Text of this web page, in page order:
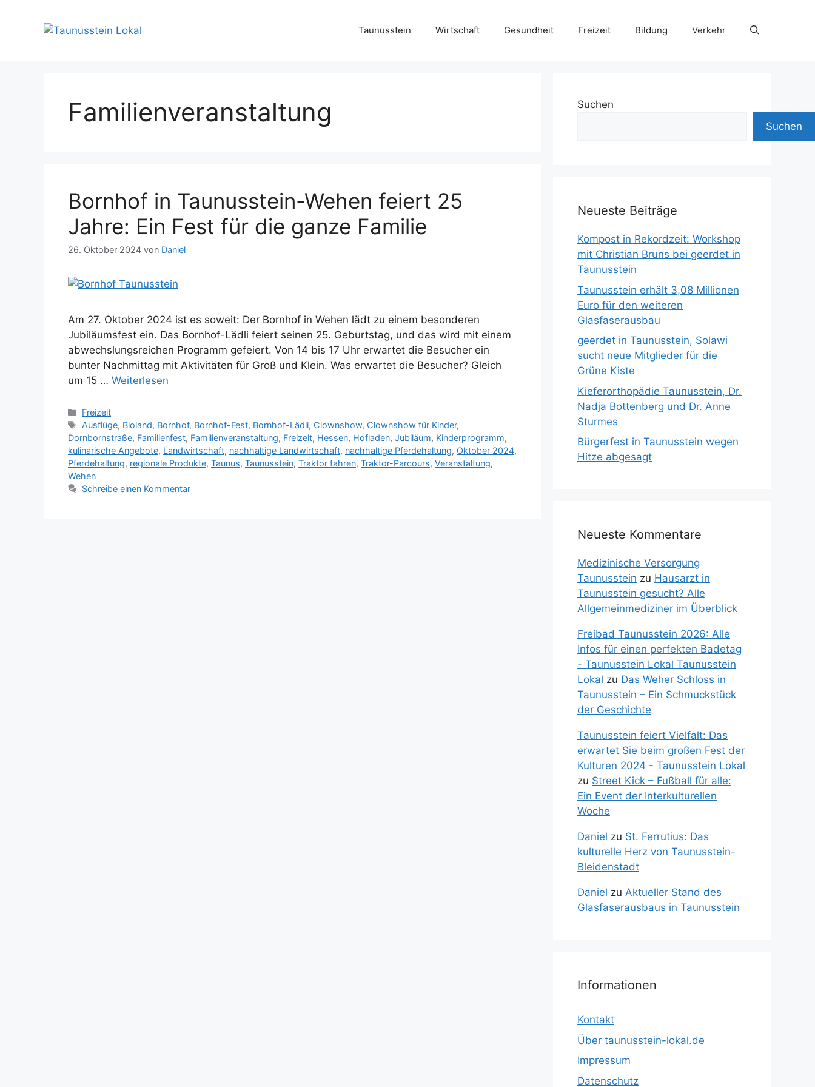
Taunusstein Wirtschaft Gesundheit Freizeit Bildung Verkehr
Familienveranstaltung
Bornhof in Taunusstein-Wehen feiert 25
Jahre: Ein Fest für die ganze Familie
26. Oktober 2024 von Daniel
Am 27. Oktober 2024 ist es soweit: Der Bornhof in Wehen lädt zu einem besonderen
Jubiläumsfest ein. Das Bornhof-Lädli feiert seinen 25. Geburtstag, und das wird mit einem
abwechslungsreichen Programm gefeiert. Von 14 bis 17 Uhr erwartet die Besucher ein
bunter Nachmittag mit Aktivitäten für Groß und Klein. Was erwartet die Besucher? Gleich
um 15 … Weiterlesen
Kategorien
Freizeit
Schlagwörter
Ausflüge, Bioland, Bornhof, Bornhof-Fest, Bornhof-Lädli, Clownshow, Clownshow für Kinder,
Dornbornstraße, Familienfest, Familienveranstaltung, Freizeit, Hessen, Hofladen, Jubiläum, Kinderprogramm,
kulinarische Angebote, Landwirtschaft, nachhaltige Landwirtschaft, nachhaltige Pferdehaltung, Oktober 2024,
Pferdehaltung, regionale Produkte, Taunus, Taunusstein, Traktor fahren, Traktor-Parcours, Veranstaltung,
Wehen
Schreibe einen Kommentar
Suchen
Suchen
Neueste Beiträge
Kompost in Rekordzeit: Workshop
mit Christian Bruns bei geerdet in
Taunusstein
Taunusstein erhält 3,08 Millionen
Euro für den weiteren
Glasfaserausbau
geerdet in Taunusstein, Solawi
sucht neue Mitglieder für die
Grüne Kiste
Kieferorthopädie Taunusstein, Dr.
Nadja Bottenberg und Dr. Anne
Sturmes
Bürgerfest in Taunusstein wegen
Hitze abgesagt
Neueste Kommentare
Medizinische Versorgung
Taunusstein zu Hausarzt in
Taunusstein gesucht? Alle
Allgemeinmediziner im Überblick
Freibad Taunusstein 2026: Alle
Infos für einen perfekten Badetag
- Taunusstein Lokal Taunusstein
Lokal zu Das Weher Schloss in
Taunusstein – Ein Schmuckstück
der Geschichte
Taunusstein feiert Vielfalt: Das
erwartet Sie beim großen Fest der
Kulturen 2024 - Taunusstein Lokal
zu Street Kick – Fußball für alle:
Ein Event der Interkulturellen
Woche
Daniel zu St. Ferrutius: Das
kulturelle Herz von Taunusstein-
Bleidenstadt
Daniel zu Aktueller Stand des
Glasfaserausbaus in Taunusstein
Informationen
Kontakt
Über taunusstein-lokal.de
Impressum
Datenschutz